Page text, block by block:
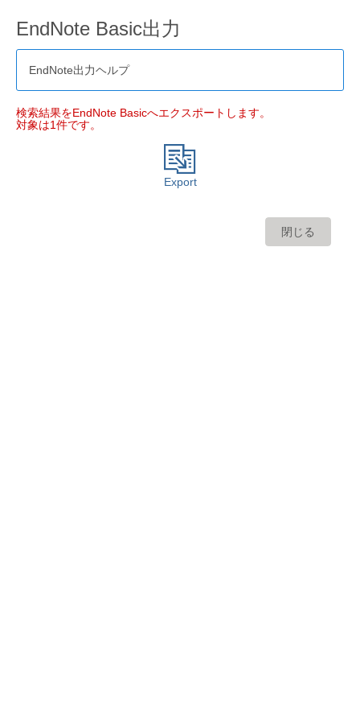
EndNote Basic出力
EndNote出力ヘルプ
検索結果をEndNote Basicへエクスポートします。
対象は1件です。
Export